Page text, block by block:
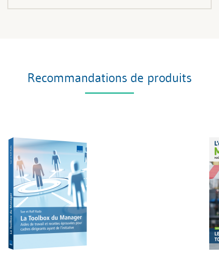
Recommandations de produits